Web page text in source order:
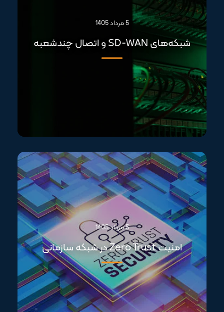
5 مرداد 1405
شبکه‌های SD-WAN و اتصال چندشعبه
5 مرداد 1405
امنیت Zero Trust در شبکه سازمانی